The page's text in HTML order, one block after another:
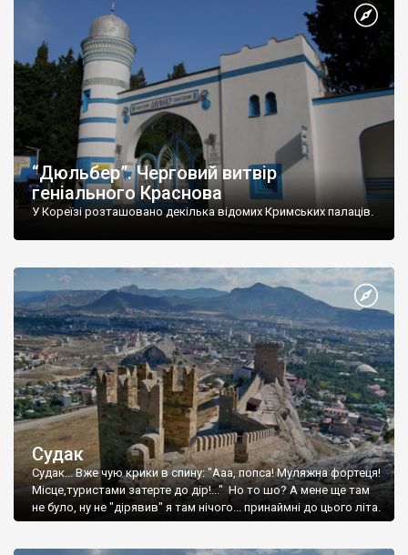
“Дюльбер”. Черговий витвір
геніального Краснова
У Кореїзі розташовано декілька відомих Кримських палаців.
Судак
Судак... Вже чую крики в спину: "Ааа, попса! Муляжна фортеця!
Місце,туристами затерте до дір!..." Но то шо? А мене ще там
не було, ну не "дірявив" я там нічого... принаймні до цього літа.